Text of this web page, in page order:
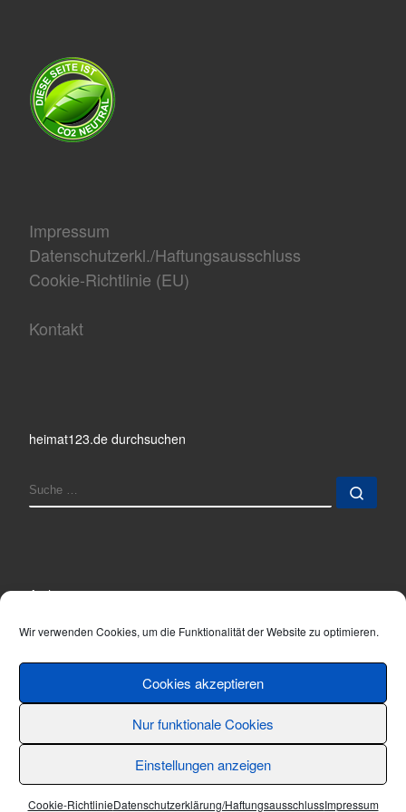
Wir verwenden Cookies, um die Funktionalität der Website zu optimieren.
Cookies akzeptieren
Nur funktionale Cookies
Einstellungen anzeigen
Cookie-RichtlinieDatenschutzerklärung/HaftungsausschlussImpressum
Impressum
Datenschutzerkl./Haftungsausschluss
Cookie-Richtlinie (EU)
Kontakt
heimat123.de durchsuchen
SUCHE
Archiv
© 2001 - 2026 Thomas Hönemann – Alle Rechte vorbehalten